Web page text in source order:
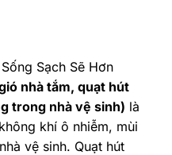
Sạch Sẽ Hơn
nhà tắm, quạt hút
trong nhà vệ sinh) là
khí ô nhiễm, mùi
vệ sinh. Quạt hút